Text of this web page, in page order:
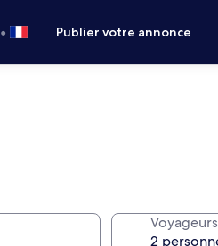
• Publier votre annonce
Voyageurs